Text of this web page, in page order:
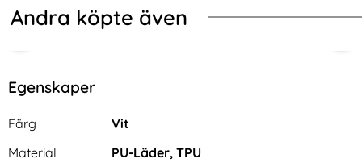
Andra köpte även
Egenskaper
Egenskaper/attribut för denna produkt
Attribut
Färg
Vit
Material
PU-Läder, TPU